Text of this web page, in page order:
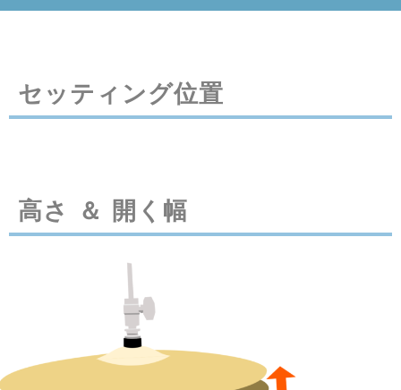
セッティング位置
高さ ＆ 開く幅